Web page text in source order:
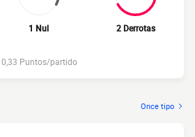
1 Nul 2 Derrotas
0,33 Puntos/partido
Once tipo